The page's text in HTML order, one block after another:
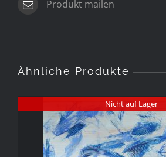
Produkt mailen
Ähnliche Produkte
Nicht auf Lager